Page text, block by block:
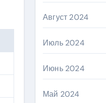
Август 2024
Июль 2024
Июнь 2024
Май 2024